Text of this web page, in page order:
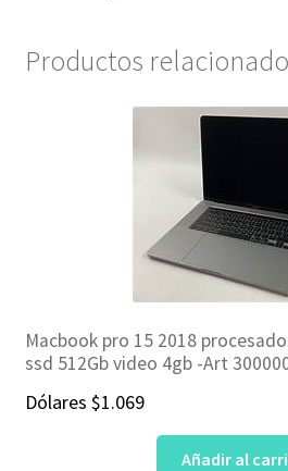
Productos
Macbook pro 15 2018
ssd 512Gb video 4gb -Art
Dólares $1.069
Añadir al